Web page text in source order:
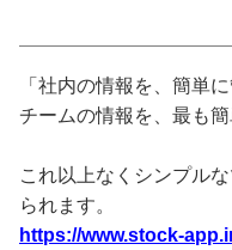
「社内の情報を、簡単
チームの情報を、最も
これ以上なくシンプル
られます。
https://www.stock-